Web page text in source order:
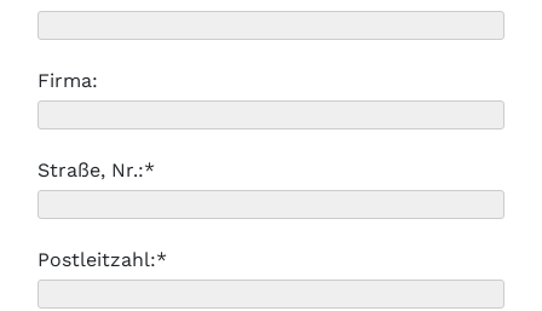
Firma:
Straße, Nr.:*
Postleitzahl:*